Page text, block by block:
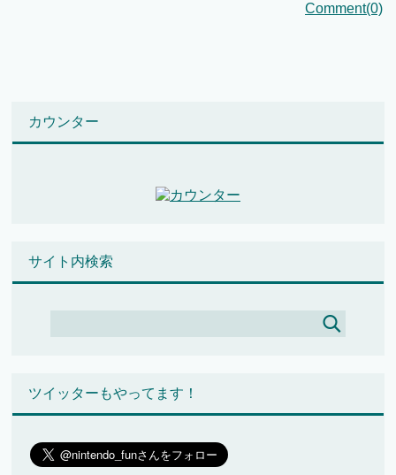
Comment(0)
カウンター
サイト内検索
ツイッターもやってます！